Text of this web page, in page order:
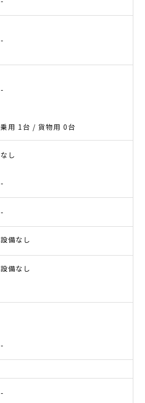
-
-
乗用 1台 / 貨物用 0台
なし
-
-
設備なし
設備なし
-
-